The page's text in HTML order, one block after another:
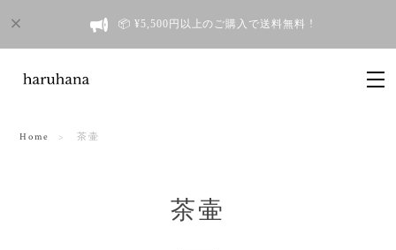
📦 ¥5,500円以上のご購入で送料無料 !
Home 茶壷
茶壷